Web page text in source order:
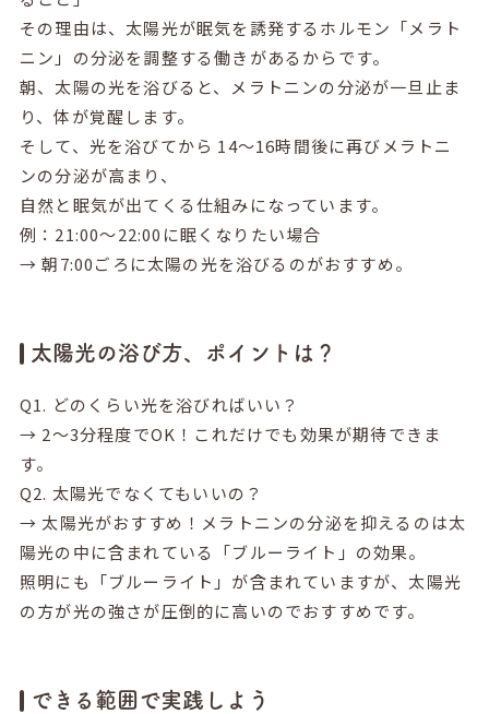
その理由は、太陽光が眠気を誘発するホルモン「メラト
ニン」の分泌を調整する働きがあるからです。
朝、太陽の光を浴びると、メラトニンの分泌が一旦止ま
り、体が覚醒します。
そして、光を浴びてから 14〜16時間後に再びメラトニ
ンの分泌が高まり、
自然と眠気が出てくる仕組みになっています。
例：21:00〜22:00に眠くなりたい場合
→ 朝7:00ごろに太陽の光を浴びるのがおすすめ。
太陽光の浴び方、ポイントは？
Q1. どのくらい光を浴びればいい？
→ 2〜3分程度でOK！これだけでも効果が期待できま
す。
Q2. 太陽光でなくてもいいの？
→ 太陽光がおすすめ！メラトニンの分泌を抑えるのは太
陽光の中に含まれている「ブルーライト」の効果。
照明にも「ブルーライト」が含まれていますが、太陽光
の方が光の強さが圧倒的に高いのでおすすめです。
できる範囲で実践しよう